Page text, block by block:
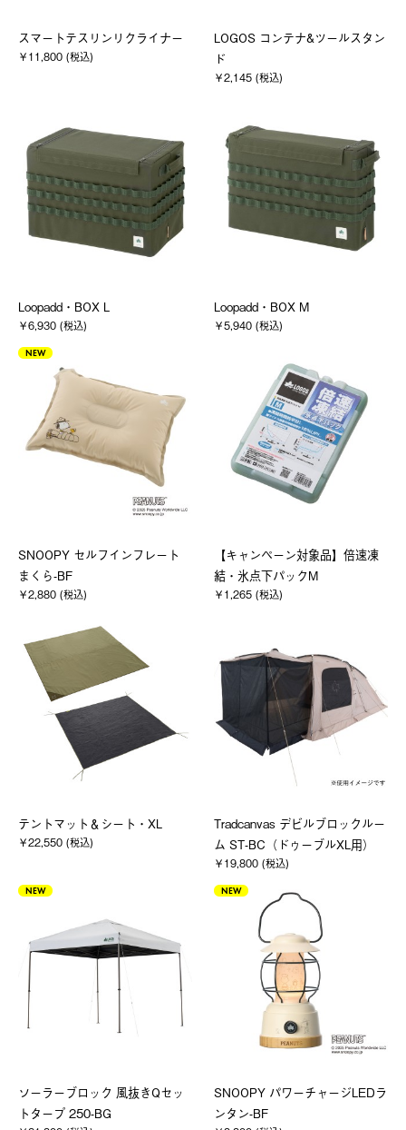
スマートテスリンリクライナー
￥11,800 (税込)
LOGOS コンテナ&ツールスタン
ド
￥2,145 (税込)
Loopadd・BOX L
￥6,930 (税込)
Loopadd・BOX M
￥5,940 (税込)
NEW
SNOOPY セルフインフレート
まくら-BF
￥2,880 (税込)
【キャンペーン対象品】倍速凍
結・氷点下パックM
￥1,265 (税込)
テントマット＆シート・XL
￥22,550 (税込)
Tradcanvas デビルブロックルー
ム ST-BC（ドゥーブルXL用）
￥19,800 (税込)
NEW
ソーラーブロック 風抜きQセッ
トタープ 250-BG
NEW
SNOOPY パワーチャージLEDラ
ンタン-BF